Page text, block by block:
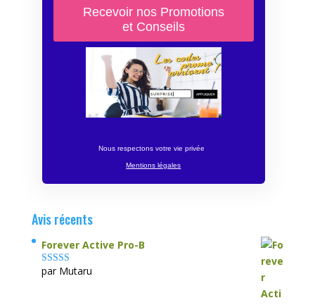
Nous respectons votre vie privée
Mentions légales
Avis récents
Forever Active Pro-B
Note4sur
par Mutaru